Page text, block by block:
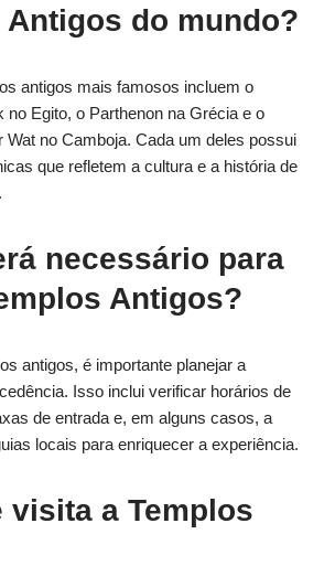
Antigos do mundo?
antigos mais famosos incluem o
no Egito, o Parthenon na Grécia e o
Wat no Camboja. Cada um deles possui
que refletem a cultura e a história de
necessário para
Antigos?
antigos, é importante planejar a
Isso inclui verificar horários de
de entrada e, em alguns casos, a
locais para enriquecer a experiência.
visita a Templos